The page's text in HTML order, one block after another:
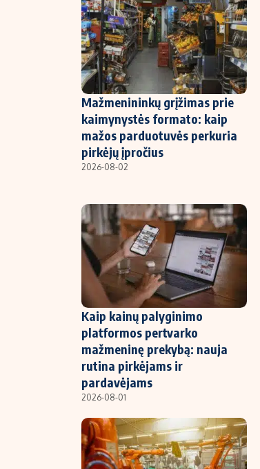
Mažmenininkų grįžimas prie
kaimynystės formato: kaip
mažos parduotuvės perkuria
pirkėjų įpročius
2026-08-02
Kaip kainų palyginimo
platformos pertvarko
mažmeninę prekybą: nauja
rutina pirkėjams ir
pardavėjams
2026-08-01